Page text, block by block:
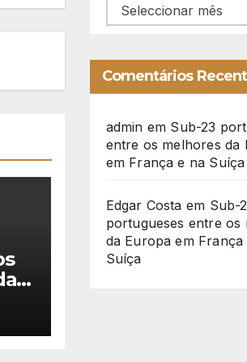
a
Arquivo
Comentários
admin em Sub-23
entre os melhores da
em França e na Suíça
Edgar Costa em Sub-
portugueses entre os
da Europa em França
Suíça